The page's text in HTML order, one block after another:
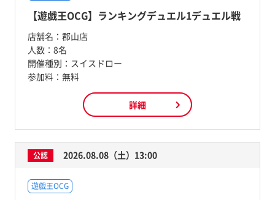
【遊戯王OCG】ランキングデュエル1デュエル戦
店舗名： 郡山店
人数： 8名
開催種別： スイスドロー
参加料： 無料
詳細
公認 2026.08.08（土）13:00
遊戯王OCG